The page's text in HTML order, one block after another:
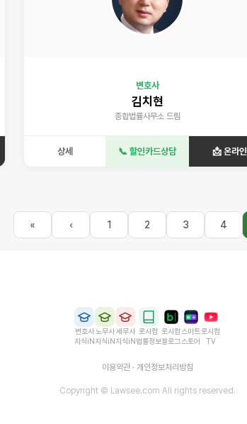
변호사
김치현
종합법률사무소 드림
상세 📞 할인카드상담 📩 온라인
« ‹ 1 2 3 4
변호사
지식iN
노무사
지식iN
세무사
지식iN
로시컴
법률정보
로시컴
블로그
스마트
스토어
로시컴
TV
이용약관· 개인정보처리방침
Copyright © Lawsee.com All rights reserved.